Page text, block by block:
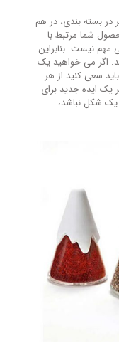
در بسته بندی، در هم
شما مرتبط با
نیست. بنابراین
اگر می خواهید یک
سعی کنید از هر
یک ایده جدید برای
شکل نباشد،